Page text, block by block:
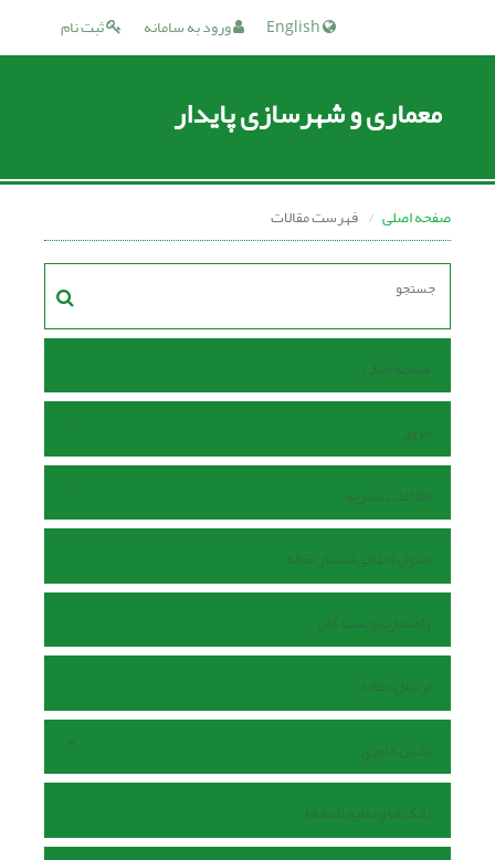
ثبت نام ورود به سامانه
معماری و شهرسازی پایدار
صفحه اصلی فهرست مقالات
صفحه اصلی
مرور
اطلاعات نشریه
اصول اخلاقی انتشار مقاله
راهنمای نویسندگان
ارسال مقاله
بخش داوری
بانک ها و نمایه نامه ها